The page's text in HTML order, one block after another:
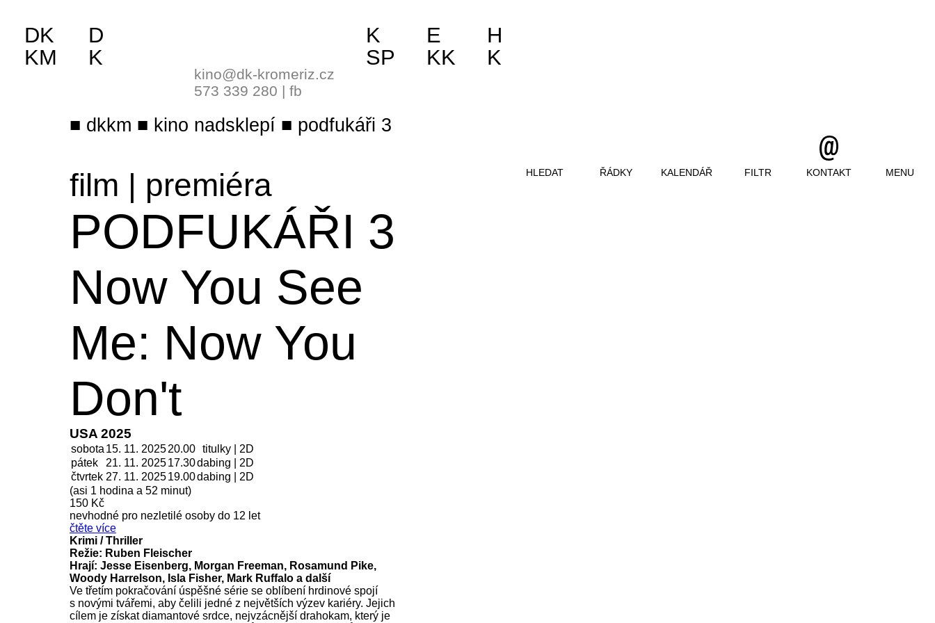
dkkm kino nadsklepí podfukáři 3
film | premiéra
PODFUKÁŘI 3
Now You See
Me: Now You
Don't
USA 2025
sobota 15. 11. 202520.00 titulky | 2D
pátek
21. 11. 202517.30dabing | 2D
čtvrtek 27. 11. 202519.00dabing | 2D
(asi 1 hodina a 52 minut)
150 Kč
nevhodné pro nezletilé osoby do 12 let
čtěte více
Krimi / Thriller
Režie: Ruben Fleischer
Hrají: Jesse Eisenberg, Morgan Freeman, Rosamund Pike,
Woody Harrelson, Isla Fisher, Mark Ruffalo a další
Ve třetím pokračování úspěšné série se oblíbení hrdinové spojí
s novými tvářemi, aby čelili jedné z největších výzev kariéry. Jejich
cílem je získat diamantové srdce, nejvzácnější drahokam, který je
DK
KM
D
K
kino@dk-kromeriz.cz
573 339 280 | fb
K
SP
E
KK
H
K
HLEDAT ŘÁDKY KALENDÁŘ FILTR KONTAKT MENU